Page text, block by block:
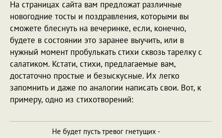
На страницах сайта вам предложат различные
новогодние тосты и поздравления, которыми вы
сможете блеснуть на вечеринке, если, конечно,
будете в состоянии это заранее выучить, или в
нужный момент пробулькать стихи сквозь тарелку с
салатиком. Кстати, стихи, предлагаемые вам,
достаточно простые и безыскусные. Их легко
запомнить и даже по аналогии написать свои. Вот, к
примеру, одно из стихотворений:
Не будет пусть тревог гнетущих -